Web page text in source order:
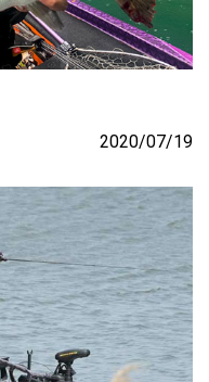
2020/07/19